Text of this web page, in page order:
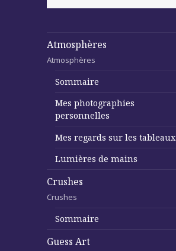
Atmosphères
Atmosphères
Sommaire
Mes photographies
personnelles
Mes regards sur les tableaux
Lumières de mains
Crushes
Crushes
Sommaire
Guess Art